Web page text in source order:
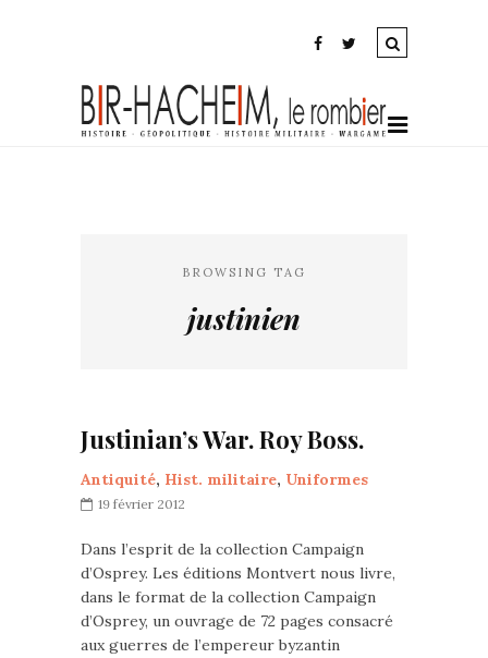
BROWSING TAG
justinien
Justinian’s War. Roy Boss.
Antiquité, Hist. militaire, Uniformes
19 février 2012
Dans l’esprit de la collection Campaign
d’Osprey. Les éditions Montvert nous livre,
dans le format de la collection Campaign
d’Osprey, un ouvrage de 72 pages consacré
aux guerres de l’empereur byzantin